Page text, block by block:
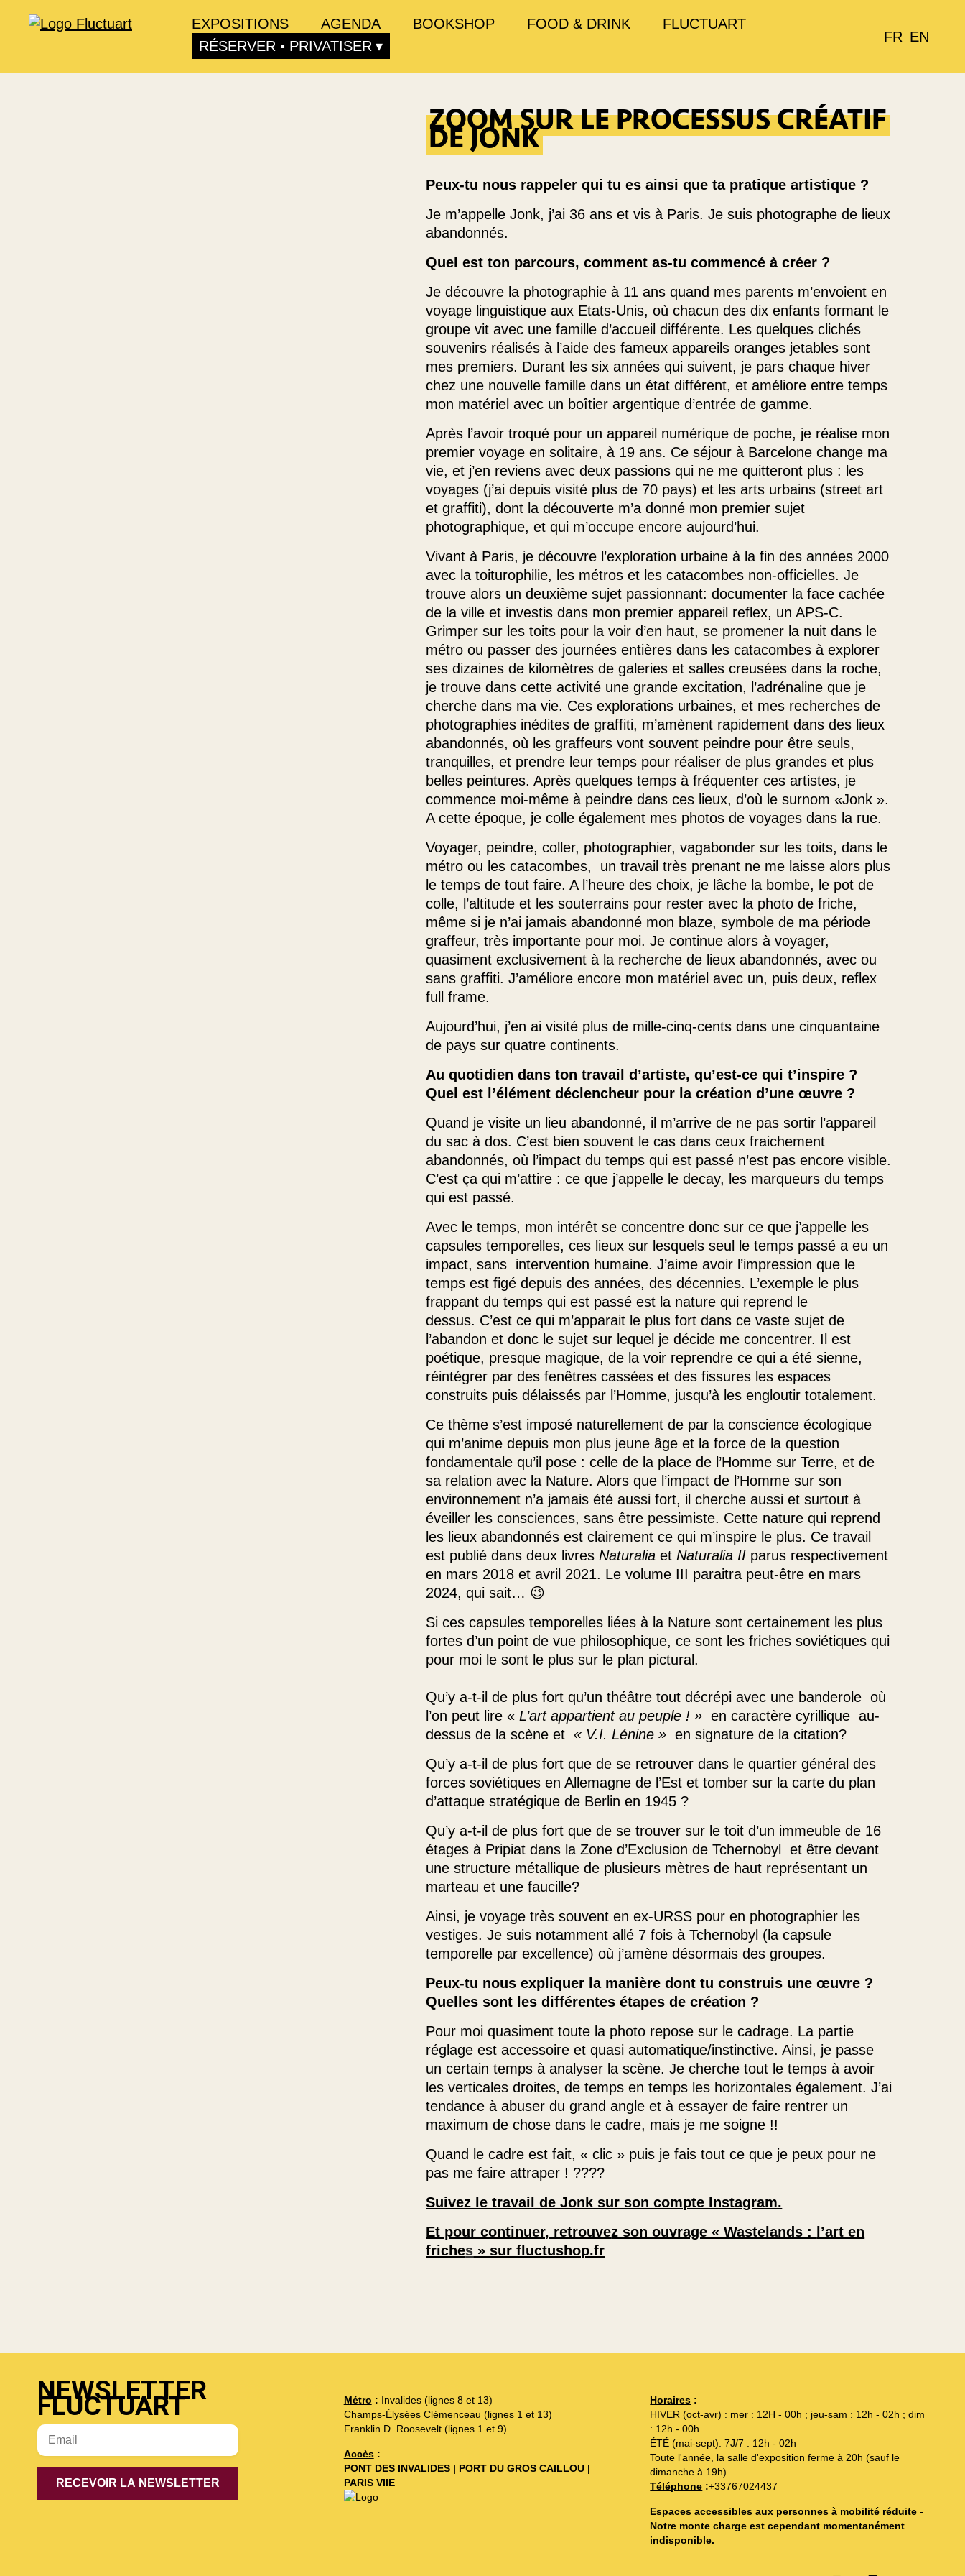
EXPOSITIONS AGENDA BOOKSHOP FOOD & DRINK
FLUCTUART
RÉSERVER ▪ PRIVATISER
FR EN
ZOOM SUR LE PROCESSUS CRÉATIF
DE JONK
Peux-tu nous rappeler qui tu es ainsi que ta pratique artistique ?
Je m’appelle Jonk, j’ai 36 ans et vis à Paris. Je suis photographe de lieux
abandonnés.
Quel est ton parcours, comment as-tu commencé à créer ?
Je découvre la photographie à 11 ans quand mes parents m’envoient en
voyage linguistique aux Etats-Unis, où chacun des dix enfants formant le
groupe vit avec une famille d’accueil différente. Les quelques clichés
souvenirs réalisés à l’aide des fameux appareils oranges jetables sont
mes premiers. Durant les six années qui suivent, je pars chaque hiver
chez une nouvelle famille dans un état différent, et améliore entre temps
mon matériel avec un boîtier argentique d’entrée de gamme.
Après l’avoir troqué pour un appareil numérique de poche, je réalise mon
premier voyage en solitaire, à 19 ans. Ce séjour à Barcelone change ma
vie, et j’en reviens avec deux passions qui ne me quitteront plus : les
voyages (j’ai depuis visité plus de 70 pays) et les arts urbains (street art
et graffiti), dont la découverte m’a donné mon premier sujet
photographique, et qui m’occupe encore aujourd’hui.
Vivant à Paris, je découvre l’exploration urbaine à la fin des années 2000
avec la toiturophilie, les métros et les catacombes non-officielles. Je
trouve alors un deuxième sujet passionnant: documenter la face cachée
de la ville et investis dans mon premier appareil reflex, un APS-C.
Grimper sur les toits pour la voir d’en haut, se promener la nuit dans le
métro ou passer des journées entières dans les catacombes à explorer
ses dizaines de kilomètres de galeries et salles creusées dans la roche,
je trouve dans cette activité une grande excitation, l’adrénaline que je
cherche dans ma vie. Ces explorations urbaines, et mes recherches de
photographies inédites de graffiti, m’amènent rapidement dans des lieux
abandonnés, où les graffeurs vont souvent peindre pour être seuls,
tranquilles, et prendre leur temps pour réaliser de plus grandes et plus
belles peintures. Après quelques temps à fréquenter ces artistes, je
commence moi-même à peindre dans ces lieux, d’où le surnom «Jonk ».
A cette époque, je colle également mes photos de voyages dans la rue.
Voyager, peindre, coller, photographier, vagabonder sur les toits, dans le
métro ou les catacombes, un travail très prenant ne me laisse alors plus
le temps de tout faire. A l’heure des choix, je lâche la bombe, le pot de
colle, l’altitude et les souterrains pour rester avec la photo de friche,
même si je n’ai jamais abandonné mon blaze, symbole de ma période
graffeur, très importante pour moi. Je continue alors à voyager,
quasiment exclusivement à la recherche de lieux abandonnés, avec ou
sans graffiti. J’améliore encore mon matériel avec un, puis deux, reflex
full frame.
Aujourd’hui, j’en ai visité plus de mille-cinq-cents dans une cinquantaine
de pays sur quatre continents.
Au quotidien dans ton travail d’artiste, qu’est-ce qui t’inspire ?
Quel est l’élément déclencheur pour la création d’une œuvre ?
Quand je visite un lieu abandonné, il m’arrive de ne pas sortir l’appareil
du sac à dos. C’est bien souvent le cas dans ceux fraichement
abandonnés, où l’impact du temps qui est passé n’est pas encore visible.
C’est ça qui m’attire : ce que j’appelle le decay, les marqueurs du temps
qui est passé.
Avec le temps, mon intérêt se concentre donc sur ce que j’appelle les
capsules temporelles, ces lieux sur lesquels seul le temps passé a eu un
impact, sans intervention humaine. J’aime avoir l’impression que le
temps est figé depuis des années, des décennies. L’exemple le plus
frappant du temps qui est passé est la nature qui reprend le
dessus. C’est ce qui m’apparait le plus fort dans ce vaste sujet de
l’abandon et donc le sujet sur lequel je décide me concentrer. Il est
poétique, presque magique, de la voir reprendre ce qui a été sienne,
réintégrer par des fenêtres cassées et des fissures les espaces
construits puis délaissés par l’Homme, jusqu’à les engloutir totalement.
Ce thème s’est imposé naturellement de par la conscience écologique
qui m’anime depuis mon plus jeune âge et la force de la question
fondamentale qu’il pose : celle de la place de l’Homme sur Terre, et de
sa relation avec la Nature. Alors que l’impact de l’Homme sur son
environnement n’a jamais été aussi fort, il cherche aussi et surtout à
éveiller les consciences, sans être pessimiste. Cette nature qui reprend
les lieux abandonnés est clairement ce qui m’inspire le plus. Ce travail
est publié dans deux livresNaturalia etNaturalia II parus respectivement
en mars 2018 et avril 2021. Le volume III paraitra peut-être en mars
2024, qui sait… 😉
Si ces capsules temporelles liées à la Nature sont certainement les plus
fortes d’un point de vue philosophique, ce sont les friches soviétiques qui
pour moi le sont le plus sur le plan pictural.
Qu’y a-t-il de plus fort qu’un théâtre tout décrépi avec une banderole où
l’on peut lire «L’art appartient au peuple ! »en caractère cyrillique au-
dessus de la scène et « V.I. Lénine » en signature de la citation?
Qu’y a-t-il de plus fort que de se retrouver dans le quartier général des
forces soviétiques en Allemagne de l’Est et tomber sur la carte du plan
d’attaque stratégique de Berlin en 1945 ?
Qu’y a-t-il de plus fort que de se trouver sur le toit d’un immeuble de 16
étages à Pripiat dans la Zone d’Exclusion de Tchernobyl et être devant
une structure métallique de plusieurs mètres de haut représentant un
marteau et une faucille?
Ainsi, je voyage très souvent en ex-URSS pour en photographier les
vestiges. Je suis notamment allé 7 fois à Tchernobyl (la capsule
temporelle par excellence) où j’amène désormais des groupes.
Peux-tu nous expliquer la manière dont tu construis une œuvre ?
Quelles sont les différentes étapes de création ?
Pour moi quasiment toute la photo repose sur le cadrage. La partie
réglage est accessoire et quasi automatique/instinctive. Ainsi, je passe
un certain temps à analyser la scène. Je cherche tout le temps à avoir
les verticales droites, de temps en temps les horizontales également. J’ai
tendance à abuser du grand angle et à essayer de faire rentrer un
maximum de chose dans le cadre, mais je me soigne !!
Quand le cadre est fait, « clic » puis je fais tout ce que je peux pour ne
pas me faire attraper ! ????
Suivez le travail de Jonk sur son compte Instagram.
Et pour continuer, retrouvez son ouvrage « Wastelands :
l’art en
friches » sur fluctushop.fr
NEWSLETTER
FLUCTUART Métro : Invalides (lignes 8 et 13)
Champs-Élysées Clémenceau (lignes 1 et 13)
Franklin D. Roosevelt (lignes 1 et 9)
Accès:
PONT DES INVALIDES | PORT DU GROS CAILLOU |
PARIS VIIE
Horaires :
HIVER (oct-avr) : mer : 12H - 00h ; jeu-sam : 12h - 02h ; dim
: 12h - 00h
ÉTÉ (mai-sept): 7J/7 : 12h - 02h
Toute l'année, la salle d'exposition ferme à 20h (sauf le
dimanche à 19h).
Téléphone :+33767024437
Espaces accessibles aux personnes à mobilité réduite -
Notre monte charge est cependant momentanément
indisponible.